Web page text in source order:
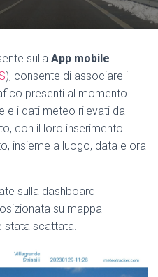
sulla App mobile
), consente di associare il
presenti al momento
e i dati meteo rilevati da
con il loro inserimento
insieme a luogo, data e ora
sulla dashboard
su mappa
stata scattata.